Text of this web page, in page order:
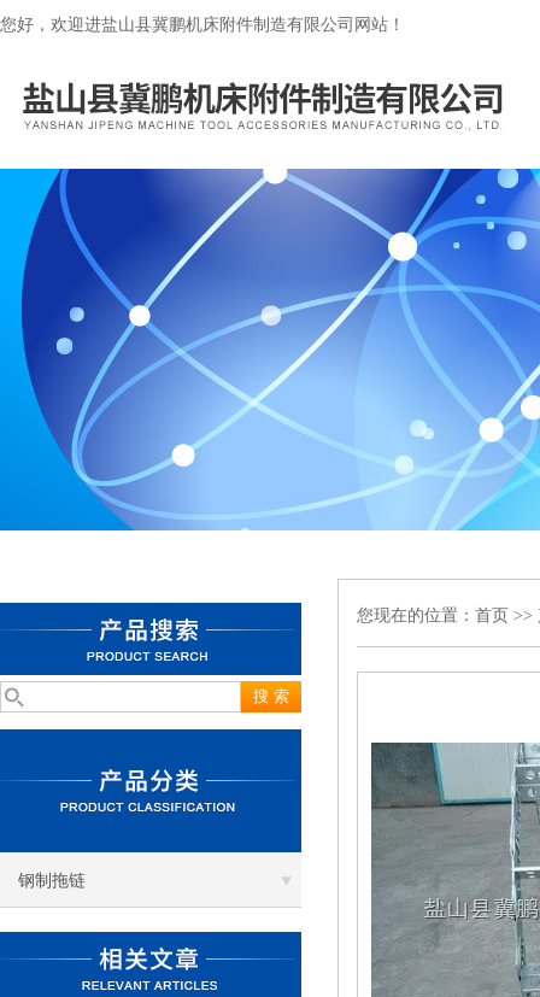
您好，欢迎进盐山县冀鹏机床附件制造有限公司网站！
钢制拖链
您现在的位置： 首页 >>